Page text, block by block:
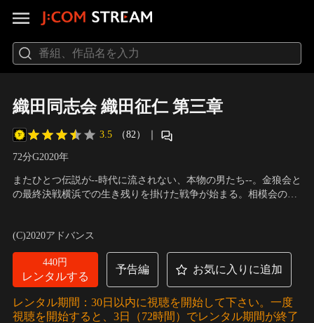
織田同志会 織田征仁 第三章
3.5 （82） ｜
72分G2020年
またひとつ伝説が--時代に流されない、本物の男たち--。金狼会と
の最終決戦横浜での生き残りを掛けた戦争が始まる。相模会の川
ようとした岩村らに抵抗し、射殺されてしまう…。織田同志会で
は、一連の騒動に警察と金狼会との癒着を疑う。
一
(C)2020アドバンス
440円
レンタルする
予告編 お気に入りに追加
レンタル期間：30日以内に視聴を開始して下さい。一度
視聴を開始すると、3日（72時間）でレンタル期間が終了